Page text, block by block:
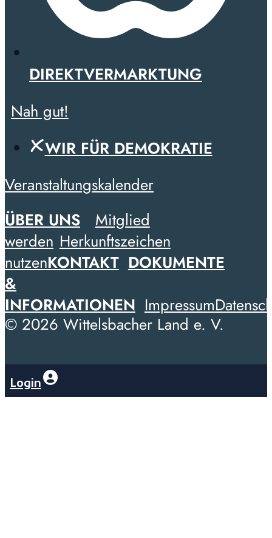
DIREKTVERMARKTUNG
Nah gut!
WIR FÜR DEMOKRATIE
Veranstaltungskalender
ÜBER UNS
Mitglied
werden Herkunftszeichen
nutzenKONTAKT DOKUMENTE
&
INFORMATIONEN Impressum
© 2026 Wittelsbacher Land e. V.
Login